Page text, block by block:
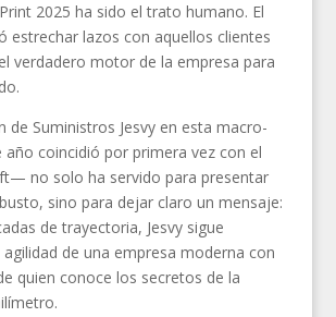
2025 ha sido el trato humano. El
estrechar lazos con aquellos clientes
verdadero motor de la empresa para
de Suministros Jesvy en esta macro-
coincidió por primera vez con el
no solo ha servido para presentar
sino para dejar claro un mensaje:
de trayectoria, Jesvy sigue
de una empresa moderna con
quien conoce los secretos de la